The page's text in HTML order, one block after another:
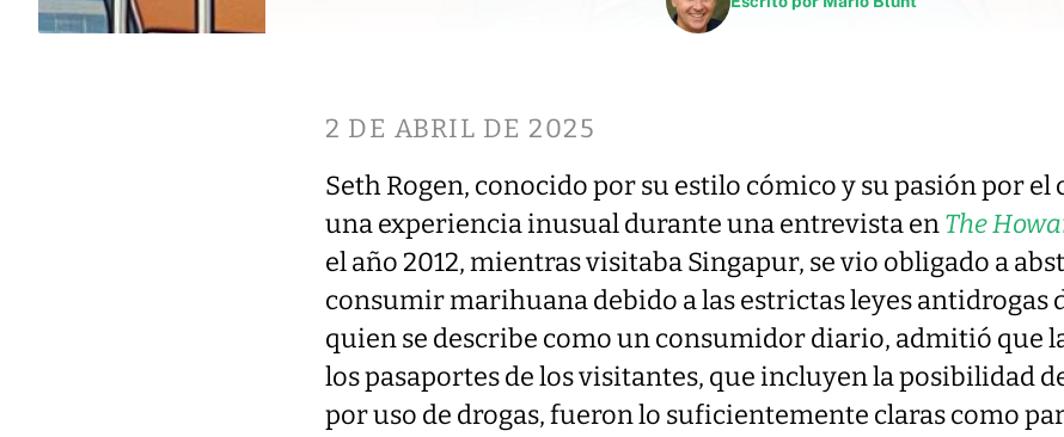
2 DE ABRIL DE 2025
Seth Rogen, conocido por su estilo cómico y su pasión por el
una experiencia inusual durante una entrevista enThe
el año 2012, mientras visitaba Singapur, se vio obligado a
consumir marihuana debido a las estrictas leyes antidrogas
quien se describe como un consumidor diario, admitió que
los pasaportes de los visitantes, que incluyen la posibilidad
por uso de drogas, fueron lo suficientemente claras como